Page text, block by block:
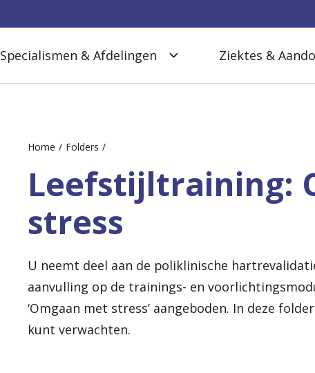
Specialismen & Afdelingen Ziektes &
Home Folders
Leefstijltraining:
stress
U neemt deel aan de poliklinische
aanvulling op de trainings- en
‘Omgaan met stress’ aangeboden. In deze
kunt verwachten.